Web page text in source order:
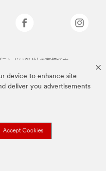
device to enhance site
deliver you advertisements
Accept Cookies
ンドは3M社の商標です。